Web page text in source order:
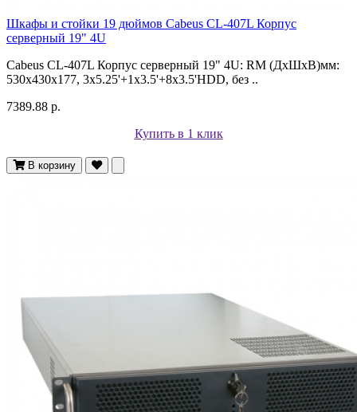
Шкафы и стойки 19 дюймов Cabeus CL-407L Корпус
cерверный 19" 4U
Cabeus CL-407L Корпус cерверный 19" 4U: RM (ДxШxВ)мм:
530x430x177, 3x5.25'+1x3.5'+8x3.5'HDD, без ..
7389.88 р.
Купить в 1 клик
В корзину